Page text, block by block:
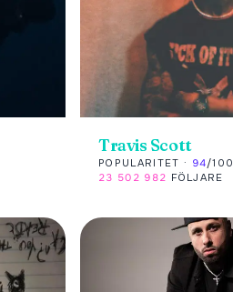
Travis Scott
POPULARITET · 94/100
23 502 982 FÖLJARE